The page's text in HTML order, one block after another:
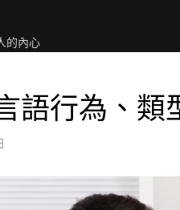
的內心
語行為、類